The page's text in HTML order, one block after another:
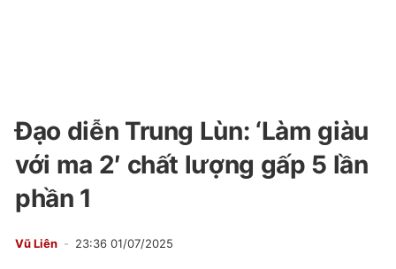
Đạo diễn Trung Lùn: ‘Làm giàu
với ma 2′ chất lượng gấp 5 lần
phần 1
Vũ Liên 23:36 01/07/2025